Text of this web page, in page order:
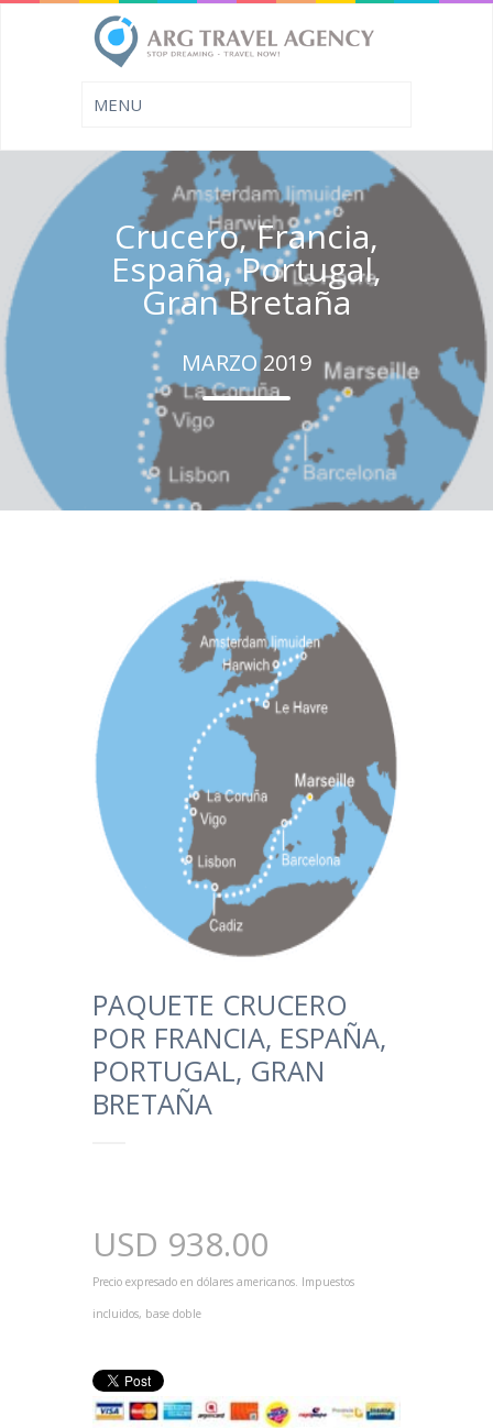
Crucero, Francia,
España, Portugal,
Gran Bretaña
MARZO 2019
PAQUETE CRUCERO
POR FRANCIA, ESPAÑA,
PORTUGAL, GRAN
BRETAÑA
USD 938.00
Precio expresado en dólares americanos. Impuestos
incluidos, base doble